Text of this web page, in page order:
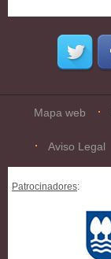
Mapa web
Aviso Legal
Patrocinadores: